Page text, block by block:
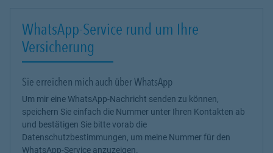
WhatsApp-Service rund um Ihre
Versicherung
Sie erreichen mich auch über WhatsApp
Um mir eine WhatsApp-Nachricht senden zu können,
speichern Sie einfach die Nummer unter Ihren Kontakten ab
und bestätigen Sie bitte vorab die
Datenschutzbestimmungen, um meine Nummer für den
WhatsApp-Service anzuzeigen.